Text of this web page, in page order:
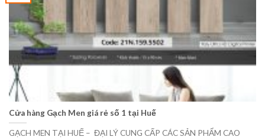
Cửa hàng Gạch Men giá rẻ số 1 tại Huế
GẠCH MEN TẠI HUẾ – ĐẠI LÝ CUNG CẤP CÁC SẢN PHẨM CAO